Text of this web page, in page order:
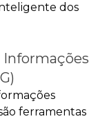
dos
Informações
ferramentas